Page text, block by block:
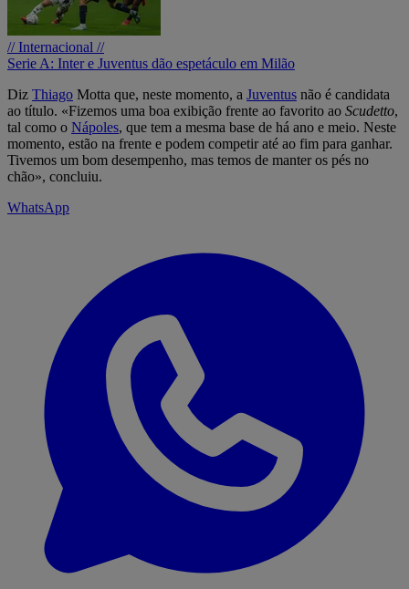
// Internacional //
Serie A: Inter e Juventus dão espetáculo em Milão
Diz Thiago Motta que, neste momento, a Juventus não é candidata
ao título. «Fizemos uma boa exibição frente ao favorito ao Scudetto,
tal como o Nápoles, que tem a mesma base de há ano e meio. Neste
momento, estão na frente e podem competir até ao fim para ganhar.
Tivemos um bom desempenho, mas temos de manter os pés no
chão», concluiu.
WhatsApp